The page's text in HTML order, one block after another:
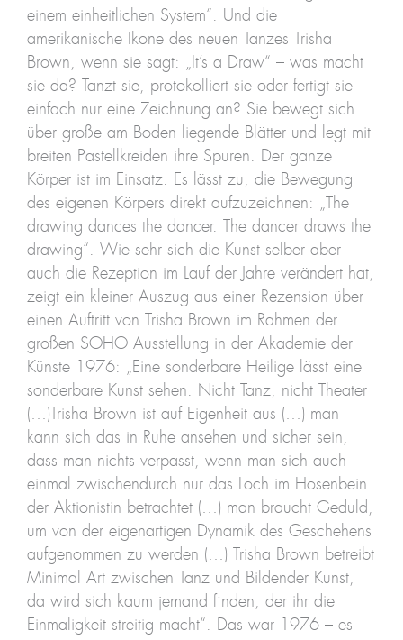
einem einheitlichen System“. Und die
amerikanische Ikone des neuen Tanzes Trisha
Brown, wenn sie sagt: „It’s a Draw“ – was macht
sie da? Tanzt sie, protokolliert sie oder fertigt sie
einfach nur eine Zeichnung an? Sie bewegt sich
über große am Boden liegende Blätter und legt mit
breiten Pastellkreiden ihre Spuren. Der ganze
Körper ist im Einsatz. Es lässt zu, die Bewegung
des eigenen Körpers direkt aufzuzeichnen: „The
drawing dances the dancer. The dancer draws the
drawing“. Wie sehr sich die Kunst selber aber
auch die Rezeption im Lauf der Jahre verändert hat,
zeigt ein kleiner Auszug aus einer Rezension über
einen Auftritt von Trisha Brown im Rahmen der
großen SOHO Ausstellung in der Akademie der
Künste 1976: „Eine sonderbare Heilige lässt eine
sonderbare Kunst sehen. Nicht Tanz, nicht Theater
(…)Trisha Brown ist auf Eigenheit aus (…) man
kann sich das in Ruhe ansehen und sicher sein,
dass man nichts verpasst, wenn man sich auch
einmal zwischendurch nur das Loch im Hosenbein
der Aktionistin betrachtet (…) man braucht Geduld,
um von der eigenartigen Dynamik des Geschehens
aufgenommen zu werden (…) Trisha Brown betreibt
Minimal Art zwischen Tanz und Bildender Kunst,
da wird sich kaum jemand finden, der ihr die
Einmaligkeit streitig macht“. Das war 1976 – es